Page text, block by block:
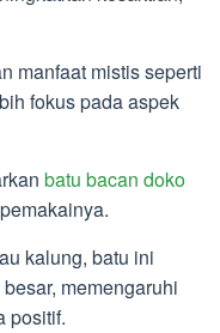
manfaat mistis seperti
fokus pada aspek
batu bacan doko
kalung, batu ini
memengaruhi
positif.